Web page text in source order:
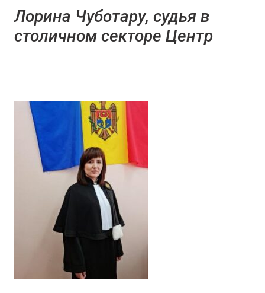
Лорина Чуботару, судья в
столичном секторе Центр